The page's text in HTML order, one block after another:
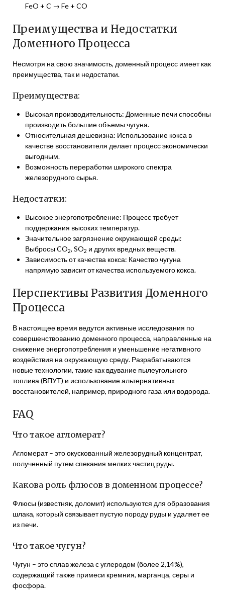
FeO + C → Fe + CO
Преимущества и Недостатки
Доменного Процесса
Несмотря на свою значимость, доменный процесс имеет как
преимущества, так и недостатки.
Преимущества:
Высокая производительность: Доменные печи способны
производить большие объемы чугуна.
Относительная дешевизна: Использование кокса в
качестве восстановителя делает процесс экономически
выгодным.
Возможность переработки широкого спектра
железорудного сырья.
Недостатки:
Высокое энергопотребление: Процесс требует
поддержания высоких температур.
Значительное загрязнение окружающей среды:
Выбросы CO2, SO2 и других вредных веществ.
Зависимость от качества кокса: Качество чугуна
напрямую зависит от качества используемого кокса.
Перспективы Развития Доменного
Процесса
В настоящее время ведутся активные исследования по
совершенствованию доменного процесса, направленные на
снижение энергопотребления и уменьшение негативного
воздействия на окружающую среду. Разрабатываются
новые технологии, такие как вдувание пылеугольного
топлива (ВПУТ) и использование альтернативных
восстановителей, например, природного газа или водорода.
FAQ
Что такое агломерат?
Агломерат – это окускованный железорудный концентрат,
полученный путем спекания мелких частиц руды.
Какова роль флюсов в доменном процессе?
Флюсы (известняк, доломит) используются для образования
шлака, который связывает пустую породу руды и удаляет ее
из печи.
Что такое чугун?
Чугун – это сплав железа с углеродом (более 2,14%),
содержащий также примеси кремния, марганца, серы и
фосфора.